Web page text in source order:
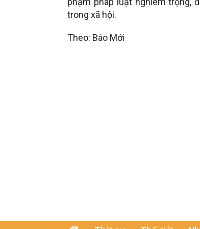
trong xã hội.
Theo: Báo Mới